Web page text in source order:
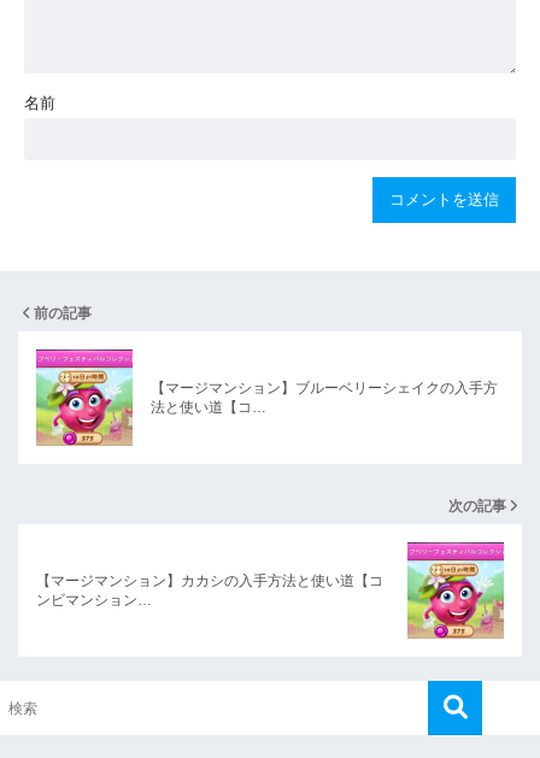
名前
前の記事
【マージマンション】ブルーベリーシェイクの入手方
法と使い道【コ…
次の記事
【マージマンション】カカシの入手方法と使い道【コ
ンビマンション…